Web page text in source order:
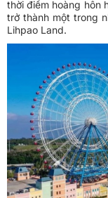
thời điểm hoàng hôn
trở thành một trong
Lihpao Land.